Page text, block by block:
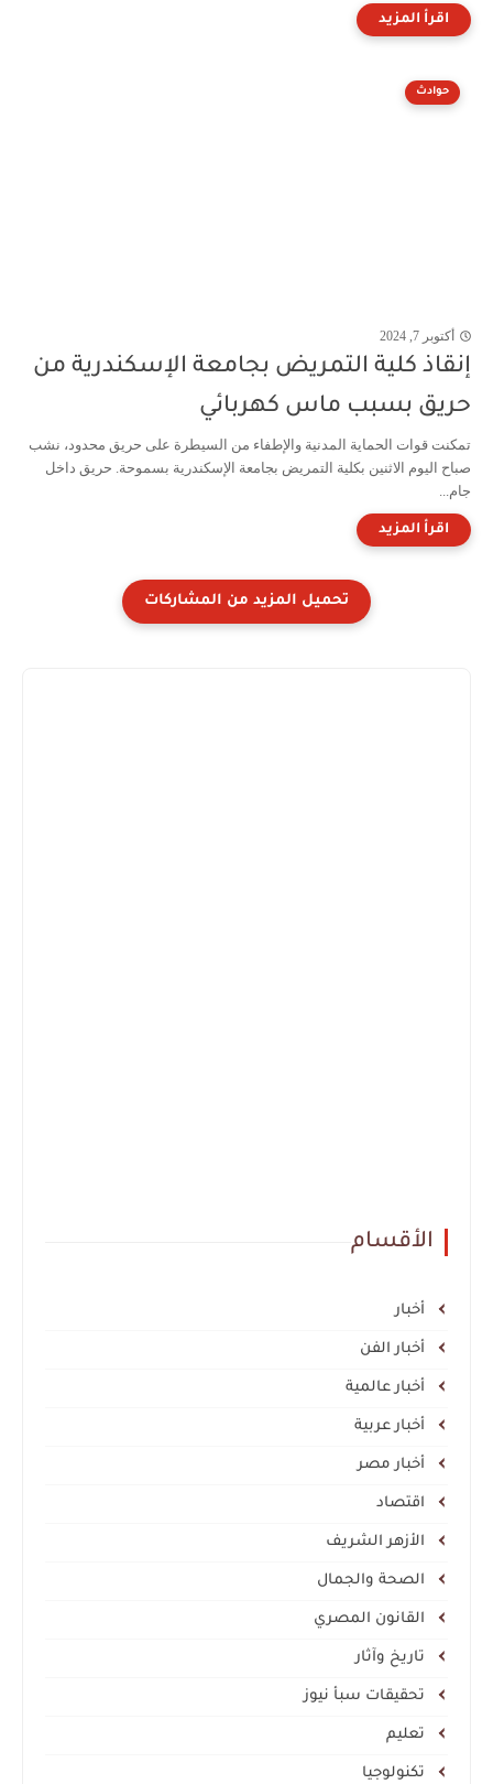
حوادث
أكتوبر 7, 2024
إنقاذ كلية التمريض بجامعة الإسكندرية من
حريق بسبب ماس كهربائي
تمكنت قوات الحماية المدنية والإطفاء من السيطرة على حريق محدود، نشب
صباح اليوم الاثنين بكلية التمريض بجامعة الإسكندرية بسموحة. حريق داخل
جام...
الأقسام
أخبار
أخبار الفن
أخبار عالمية
أخبار عربية
أخبار مصر
اقتصاد
الأزهر الشريف
الصحة والجمال
القانون المصري
تاريخ وآثار
تحقيقات سبأ نيوز
تعليم
تكنولوجيا